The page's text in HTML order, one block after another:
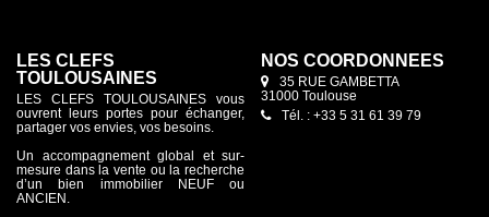
LES CLEFS
TOULOUSAINES
LES CLEFS TOULOUSAINES vous
ouvrent leurs portes pour échanger,
partager vos envies, vos besoins.
Un accompagnement global et sur-
mesure dans la vente ou la recherche
d’un bien immobilier NEUF ou
ANCIEN.
NOS COORDONNÉES
35 RUE GAMBETTA
31000 Toulouse
Tél. : +33 5 31 61 39 79